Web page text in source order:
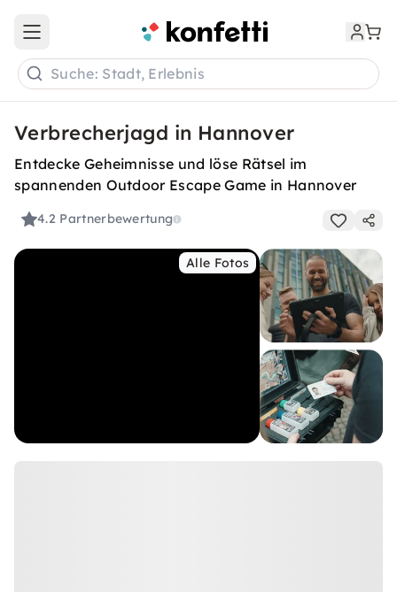
Open main menu
Suche: Stadt, Erlebnis
Verbrecherjagd in Hannover
Entdecke Geheimnisse und löse Rätsel im
spannenden Outdoor Escape Game in Hannover
4.2 Partnerbewertung
Alle Fotos